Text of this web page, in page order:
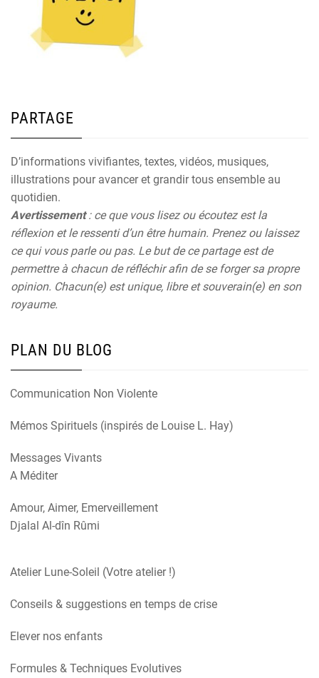
PARTAGE
D’informations vivifiantes, textes, vidéos, musiques,
illustrations pour avancer et grandir tous ensemble au
quotidien.
Avertissement: ce que vous lisez ou écoutez est la
réflexion et le ressenti d’un être humain. Prenez ou laissez
ce qui vous parle ou pas. Le but de ce partage est de
permettre à chacun de réfléchir afin de se forger sa propre
opinion. Chacun(e) est unique, libre et souverain(e) en son
royaume.
PLAN DU BLOG
Communication Non Violente
Mémos Spirituels (inspirés de Louise L. Hay)
Messages Vivants
A Méditer
Amour, Aimer, Emerveillement
Djalal Al-dîn Rûmi
Atelier Lune-Soleil (Votre atelier !)
Conseils & suggestions en temps de crise
Elever nos enfants
Formules & Techniques Evolutives